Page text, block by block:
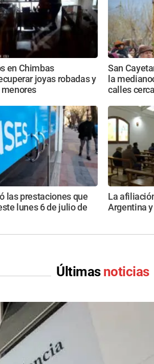
en Chimbas
joyas robadas y
San
la
calles
las prestaciones que
lunes 6 de julio de
La
Argentina
Últimas noticias